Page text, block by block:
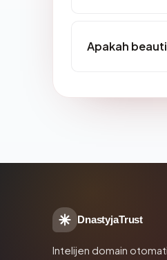
Apakah
DnastyjaTrust
Intelijen domain